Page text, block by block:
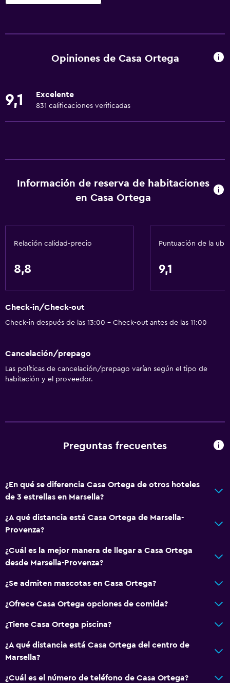
Wifi gratis
Toallas
Calefacción
Baño
Secador de pelo
Baño privado
Ducha italiana
General
Vista a la ciudad
Accesibilidad y adecuación
Para no fumadores
Mascotas permitidas bajo consulta (pueden aplicar cargos
extra)
Almohada hipoalergénica
Entrada privada
Check-out exprés
Servicio de habitaciones
Acceso con llave
Opiniones de Casa Ortega
9,1 Excelente
831 calificaciones verificadas
Información de reserva de habitaciones
en Casa Ortega
Relación calidad-precio
8,8
Puntuación de la
9,1
Check-in/Check-out
Check-in después de las 13:00 - Check-out antes de las 11:00
Cancelación/prepago
Las políticas de cancelación/prepago varían según el tipo de
habitación y el proveedor.
Preguntas frecuentes
¿En qué se diferencia Casa Ortega de otros hoteles
de 3 estrellas en Marsella?
¿A qué distancia está Casa Ortega de Marsella-
Provenza?
¿Cuál es la mejor manera de llegar a Casa Ortega
desde Marsella-Provenza?
¿Se admiten mascotas en Casa Ortega?
¿Ofrece Casa Ortega opciones de comida?
¿Tiene Casa Ortega piscina?
¿A qué distancia está Casa Ortega del centro de
Marsella?
¿Cuál es el número de teléfono de Casa Ortega?